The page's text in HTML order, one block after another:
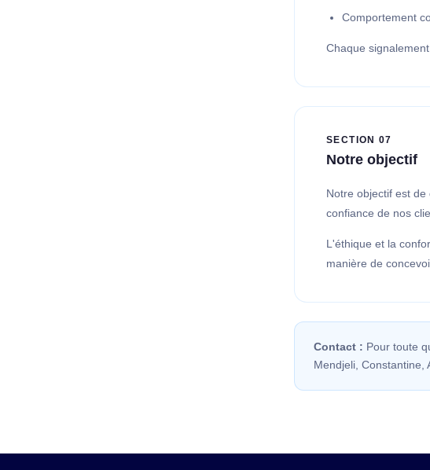
Comportement
Chaque
SECTION 07
Notre objectif
Notre objectif est
confiance de nos
L'éthique et la
manière de
Contact : Pour toute
Mendjeli, Constantine,